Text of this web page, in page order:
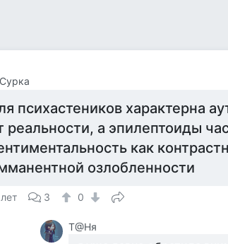
психастеников характерна
реальности, а эпилептоиды
как
озлобленности
3 0
Т@Ня